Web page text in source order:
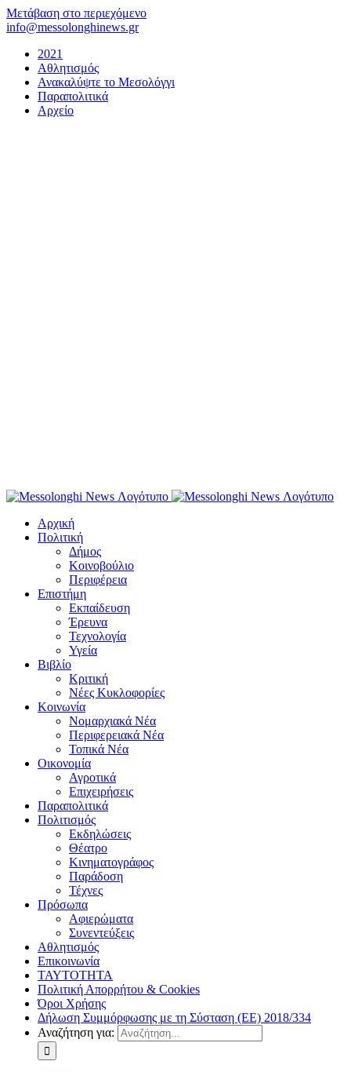
Μετάβαση στο περιεχόμενο
info@messolonghinews.gr
2021
Αθλητισμός
Ανακαλύψτε το Μεσολόγγι
Παραπολιτικά
Αρχείο
Αρχική
Πολιτική
Δήμος
Κοινοβούλιο
Περιφέρεια
Επιστήμη
Εκπαίδευση
Έρευνα
Τεχνολογία
Υγεία
Βιβλίο
Κριτική
Νέες Κυκλοφορίες
Κοινωνία
Νομαρχιακά Νέα
Περιφερειακά Νέα
Τοπικά Νέα
Οικονομία
Αγροτικά
Επιχειρήσεις
Παραπολιτικά
Πολιτισμός
Εκδηλώσεις
Θέατρο
Κινηματογράφος
Παράδοση
Τέχνες
Πρόσωπα
Αφιερώματα
Συνεντεύξεις
Αθλητισμός
Επικοινωνία
ΤΑΥΤΟΤΗΤΑ
Πολιτική Απορρήτου & Cookies
Όροι Χρήσης
Δήλωση Συμμόρφωσης με τη Σύσταση (ΕΕ) 2018/334
Αναζήτηση για: